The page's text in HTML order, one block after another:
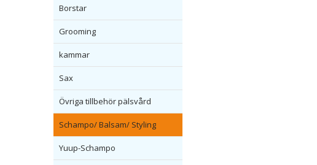
Borstar
Grooming
kammar
Sax
Övriga tillbehör pälsvård
Schampo/ Balsam/ Styling
Yuup-Schampo